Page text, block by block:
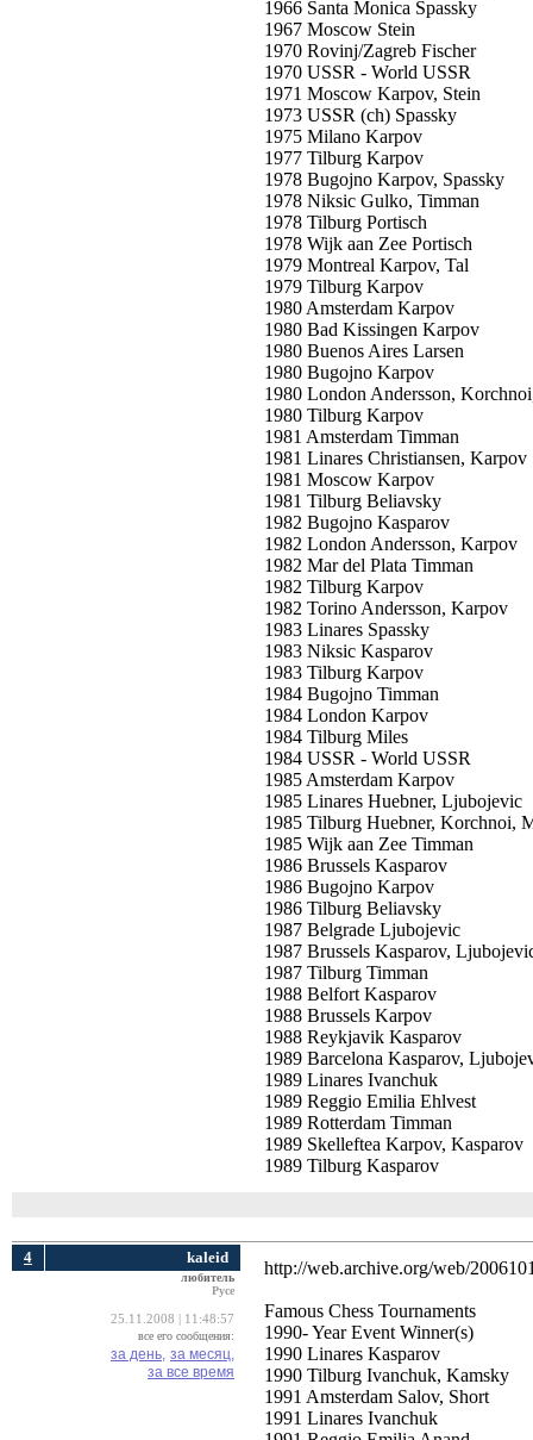
1966 Santa Monica Spassky
1967 Moscow Stein
1970 Rovinj/Zagreb Fischer
1970 USSR - World USSR
1971 Moscow Karpov, Stein
1973 USSR (ch) Spassky
1975 Milano Karpov
1977 Tilburg Karpov
1978 Bugojno Karpov, Spassky
1978 Niksic Gulko, Timman
1978 Tilburg Portisch
1978 Wijk aan Zee Portisch
1979 Montreal Karpov, Tal
1979 Tilburg Karpov
1980 Amsterdam Karpov
1980 Bad Kissingen Karpov
1980 Buenos Aires Larsen
1980 Bugojno Karpov
1980 London Andersson,
1980 Tilburg Karpov
1981 Amsterdam Timman
1981 Linares Christiansen, Karpov
1981 Moscow Karpov
1981 Tilburg Beliavsky
1982 Bugojno Kasparov
1982 London Andersson, Karpov
1982 Mar del Plata Timman
1982 Tilburg Karpov
1982 Torino Andersson, Karpov
1983 Linares Spassky
1983 Niksic Kasparov
1983 Tilburg Karpov
1984 Bugojno Timman
1984 London Karpov
1984 Tilburg Miles
1984 USSR - World USSR
1985 Amsterdam Karpov
1985 Linares Huebner, Ljubojevic
1985 Tilburg Huebner, Korchnoi,
1985 Wijk aan Zee Timman
1986 Brussels Kasparov
1986 Bugojno Karpov
1986 Tilburg Beliavsky
1987 Belgrade Ljubojevic
1987 Brussels Kasparov,
1987 Tilburg Timman
1988 Belfort Kasparov
1988 Brussels Karpov
1988 Reykjavik Kasparov
1989 Barcelona Kasparov,
1989 Linares Ivanchuk
1989 Reggio Emilia Ehlvest
1989 Rotterdam Timman
1989 Skelleftea Karpov, Kasparov
1989 Tilburg Kasparov
4 kaleid
любитель
Русе
25.11.2008 | 11:48:57
все его сообщения:
за день, за месяц,
за все время
http://web.archive.org/web/
Famous Chess Tournaments
1990- Year Event Winner(s)
1990 Linares Kasparov
1990 Tilburg Ivanchuk, Kamsky
1991 Amsterdam Salov, Short
1991 Linares Ivanchuk